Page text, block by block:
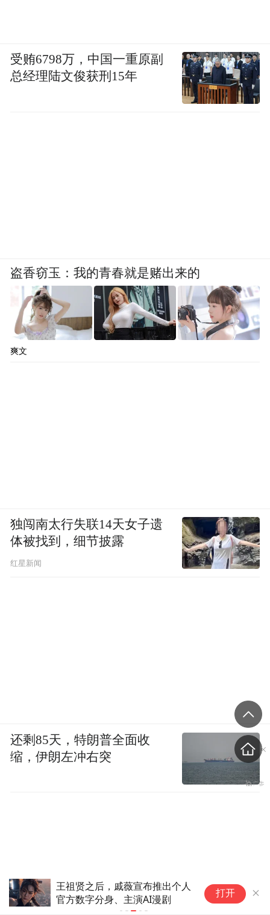
王祖贤之后，戚薇宣布推出个人
官方数字分身、主演AI漫剧
打开
受贿6798万，中国一重原副
总经理陆文俊获刑15年
盗香窃玉：我的青春就是赌出来的
爽文
独闯南太行失联14天女子遗
体被找到，细节披露
红星新闻
还剩85天，特朗普全面收
缩，伊朗左冲右突